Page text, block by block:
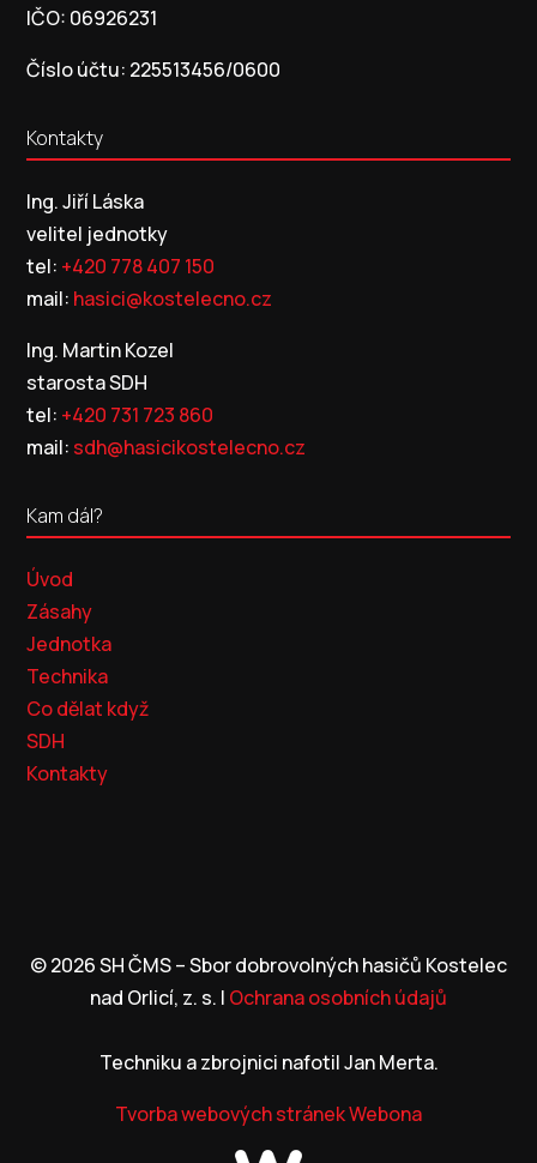
IČO: 06926231
Číslo účtu: 225513456/0600
Kontakty
Ing. Jiří Láska
velitel jednotky
tel: +420 778 407 150
mail: hasici@kostelecno.cz
Ing. Martin Kozel
starosta SDH
tel: +420 731 723 860
mail: sdh@hasicikostelecno.cz
Kam dál?
Úvod
Zásahy
Jednotka
Technika
Co dělat když
SDH
Kontakty
© 2026 SH ČMS – Sbor dobrovolných hasičů Kostelec
nad Orlicí, z. s. | Ochrana osobních údajů
Techniku a zbrojnici nafotil Jan Merta.
Tvorba webových stránekWebona